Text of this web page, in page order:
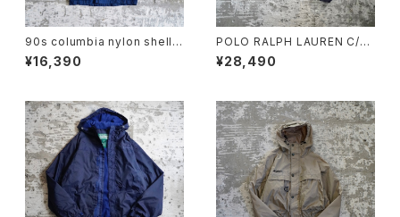
90s columbia nylon shell j
acket
¥16,390
POLO RALPH LAUREN C/N
SHORT JACKET
¥28,490